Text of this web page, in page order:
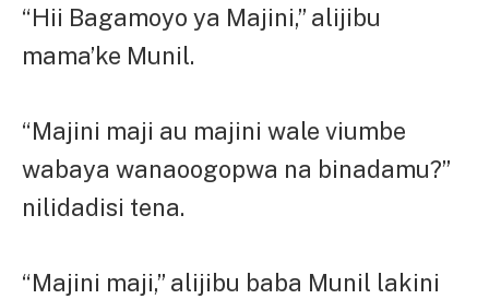
“Hii Bagamoyo ya Majini,” alijibu
mama’ke Munil.
“Majini maji au majini wale viumbe
wabaya wanaoogopwa na binadamu?”
nilidadisi tena.
“Majini maji,” alijibu baba Munil lakini